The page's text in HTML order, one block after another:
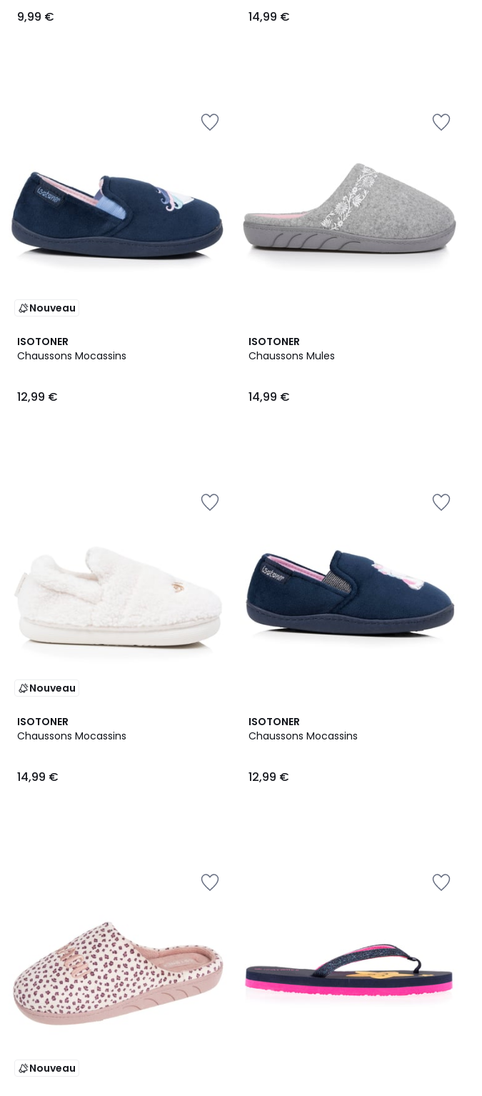
9,99 € 14,99 €
Nouveau
ISOTONER
Chaussons Mocassins
12,99 €
ISOTONER
Chaussons Mules
14,99 €
Nouveau
ISOTONER
Chaussons Mocassins
14,99 €
ISOTONER
Chaussons Mocassins
12,99 €
Nouveau